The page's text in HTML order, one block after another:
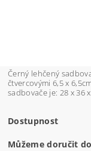
Černý lehčený
čtvercovými 6,5 x
sadbovače je: 28 x 36
Dostupnost
Můžeme doručit do